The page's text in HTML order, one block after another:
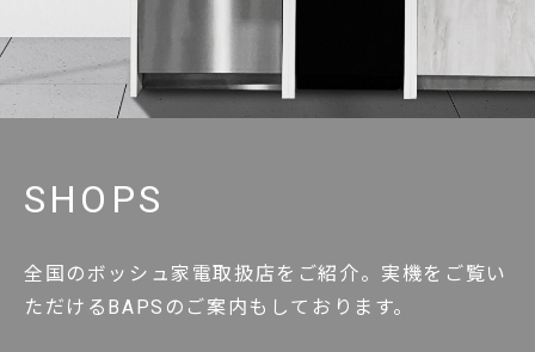
SHOPS
全国のボッシュ家電取扱店をご紹介。実機をご覧い
ただけるBAPSのご案内もしております。